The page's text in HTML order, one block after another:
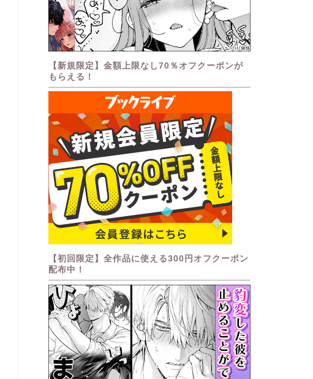
【新規限定】金額上限なし70％オフクーポンが
もらえる！
【初回限定】全作品に使える300円オフクーポン
配布中！